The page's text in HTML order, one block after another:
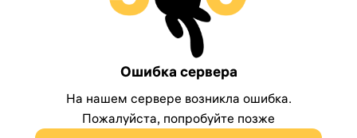
Ошибка сервера
На нашем сервере возникла ошибка.
Пожалуйста, попробуйте позже